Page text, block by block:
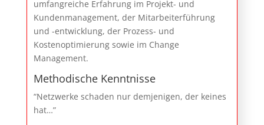
umfangreiche Erfahrung im Projekt- und
Kundenmanagement, der Mitarbeiterführung
und -entwicklung, der Prozess- und
Kostenoptimierung sowie im Change
Management.
Methodische Kenntnisse
“Netzwerke schaden nur demjenigen, der keines
hat…”